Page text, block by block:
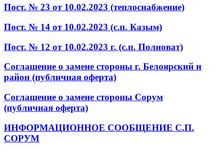
Пост. № 23 от 10.02.2023 (теплоснабжение)
Пост. № 14 от 10.02.2023 (с.п. Казым)
Пост. № 12 от 10.02.2023 г. (с.п. Полноват)
Соглашение о замене стороны г. Белоярский и
район (публичная оферта)
Соглашение о замене стороны Сорум
(публичная оферта)
ИНФОРМАЦИОННОЕ СООБЩЕНИЕ С.П.
СОРУМ